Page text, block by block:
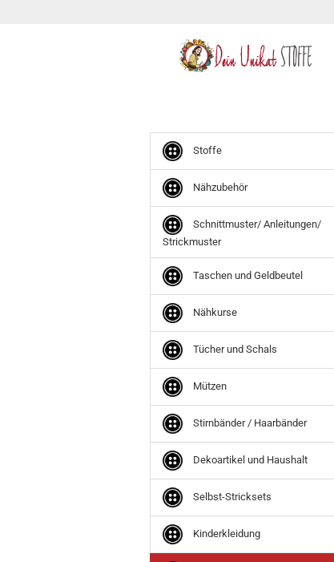
Stoffe
Nähzubehör
Schnittmuster/ Anleitungen/
Strickmuster
Taschen und Geldbeutel
Nähkurse
Tücher und Schals
Mützen
Stirnbänder / Haarbänder
Dekoartikel und Haushalt
Selbst-Stricksets
Kinderkleidung